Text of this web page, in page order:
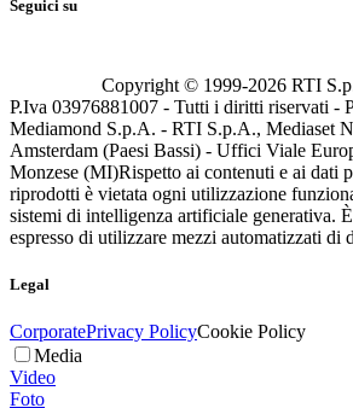
Seguici su
Copyright © 1999-2026 RTI
P.Iva 03976881007 - Tutti i diritti riservati -
Mediamond S.p.A. - RTI S.p.A., Mediaset
Amsterdam (Paesi Bassi) - Uffici Viale
Monzese (MI)Rispetto ai contenuti e ai dati
riprodotti è vietata ogni utilizzazione
sistemi di intelligenza artificiale generativa.
espresso di utilizzare mezzi automatizzati di
Legal
CorporatePrivacy PolicyCookie Policy
Media
Video
Foto